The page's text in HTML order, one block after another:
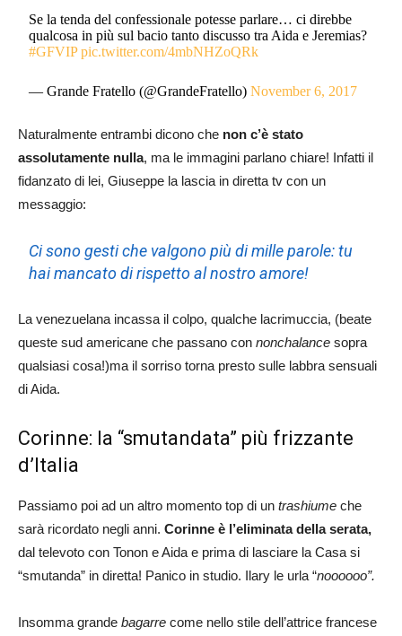
Se la tenda del confessionale potesse parlare… ci direbbe
qualcosa in più sul bacio tanto discusso tra Aida e Jeremias?
#GFVIP pic.twitter.com/4mbNHZoQRk
— Grande Fratello (@GrandeFratello)November 6, 2017
Naturalmente entrambi dicono che non c’è stato
assolutamente nulla, ma le immagini parlano chiare! Infatti il
fidanzato di lei, Giuseppe la lascia in diretta tv con un
messaggio:
Ci sono gesti che valgono più di mille parole: tu
hai mancato di rispetto al nostro amore!
La venezuelana incassa il colpo, qualche lacrimuccia, (beate
queste sud americane che passano con nonchalance sopra
qualsiasi cosa!)ma il sorriso torna presto sulle labbra sensuali
di Aida.
Corinne: la “smutandata” più frizzante
d’Italia
Passiamo poi ad un altro momento top di un trashiume che
sarà ricordato negli anni. Corinne è l’eliminata della serata,
dal televoto con Tonon e Aida e prima di lasciare la Casa si
“smutanda” in diretta! Panico in studio. Ilary le urla “noooooo”.
Insomma grande bagarre come nello stile dell’attrice francese